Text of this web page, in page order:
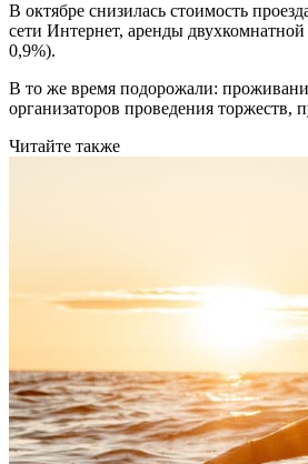
В октябре снизилась стоимость
сети Интернет, аренды
0,9%).
В то же время подорожали:
организаторов проведения торжеств,
Читайте также